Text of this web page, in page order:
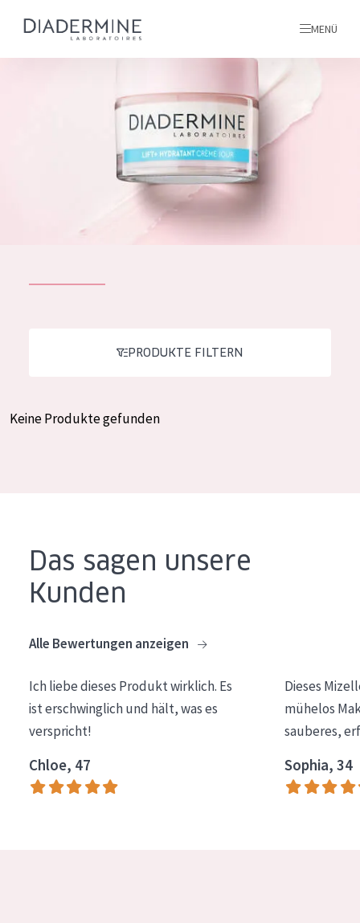
Nachtcreme
Augencreme
PRODUKTLINIE
Essentials
Lift+
Expert
ALLE PRODUKTE
MENÜ
Spanish
PRODUKTE FILTERN
Keine Produkte gefunden
Das sagen unsere
Kunden
Alle Bewertungen anzeigen
Ich liebe dieses Produkt wirklich. Es
ist erschwinglich und hält, was es
verspricht!
Chloe, 47
Dieses
mühelos
sauberes,
Sophia, 34